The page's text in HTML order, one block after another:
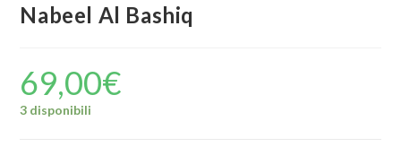
Nabeel Al Bashiq
69,00€
3 disponibili